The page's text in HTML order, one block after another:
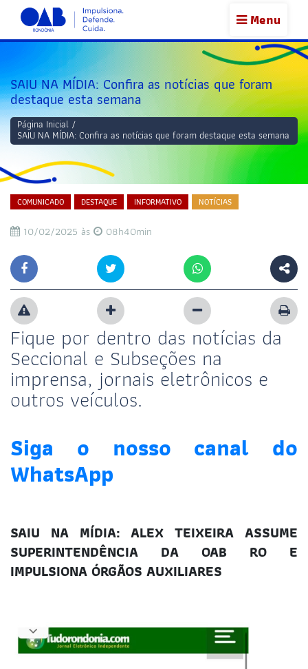
Menu
SAIU NA MÍDIA: Confira as notícias que foram
destaque esta semana
Página Inicial /
SAIU NA MÍDIA: Confira as notícias que foram destaque esta semana
COMUNICADO DESTAQUE INFORMATIVO NOTÍCIAS
10/02/2025 às 08h40min
Fique por dentro das notícias da
Seccional e Subseções na
imprensa, jornais eletrônicos e
outros veículos.
Siga o nosso canal do
WhatsApp
SAIU NA MÍDIA: ALEX TEIXEIRA ASSUME
SUPERINTENDÊNCIA DA OAB RO E
IMPULSIONA ÓRGÃOS AUXILIARES